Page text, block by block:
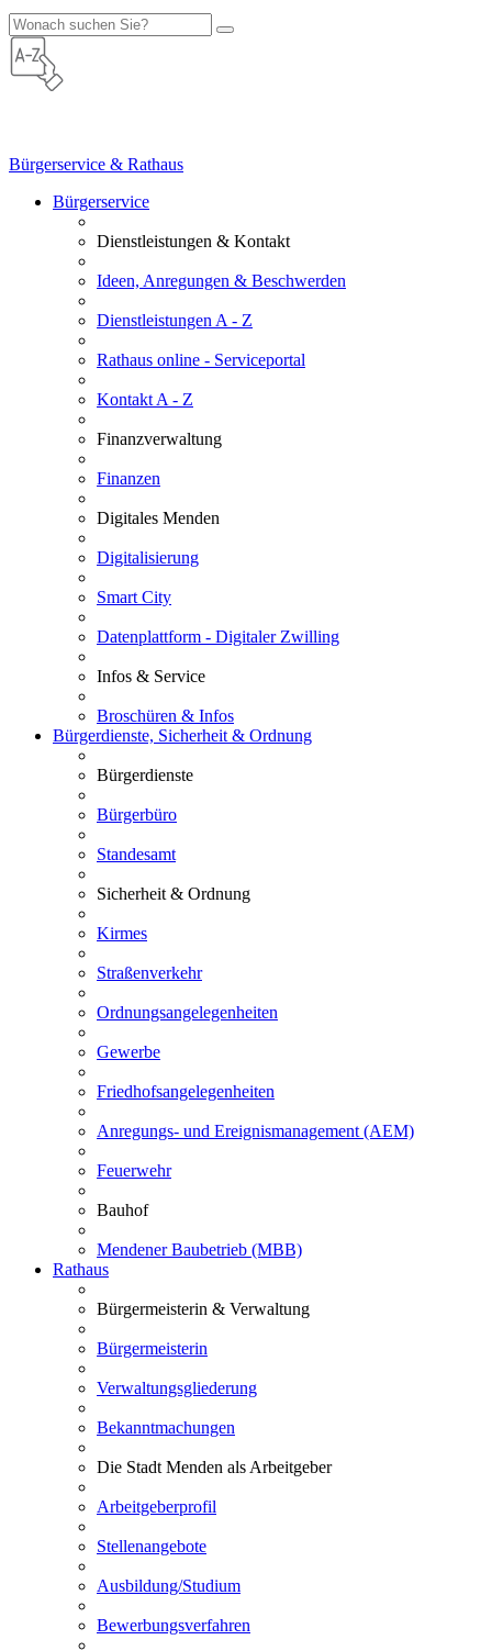
Bürgerservice & Rathaus
Bürgerservice
Dienstleistungen & Kontakt
Ideen, Anregungen & Beschwerden
Dienstleistungen A - Z
Rathaus online - Serviceportal
Kontakt A - Z
Finanzverwaltung
Finanzen
Digitales Menden
Digitalisierung
Smart City
Datenplattform - Digitaler Zwilling
Infos & Service
Broschüren & Infos
Bürgerdienste, Sicherheit & Ordnung
Bürgerdienste
Bürgerbüro
Standesamt
Sicherheit & Ordnung
Kirmes
Straßenverkehr
Ordnungsangelegenheiten
Gewerbe
Friedhofsangelegenheiten
Anregungs- und Ereignismanagement (AEM)
Feuerwehr
Bauhof
Mendener Baubetrieb (MBB)
Rathaus
Bürgermeisterin & Verwaltung
Bürgermeisterin
Verwaltungsgliederung
Bekanntmachungen
Die Stadt Menden als Arbeitgeber
Arbeitgeberprofil
Stellenangebote
Ausbildung/Studium
Bewerbungsverfahren